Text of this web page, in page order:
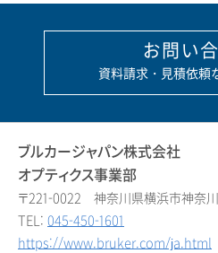
お問い
資料請求・見積依頼
ブルカージャパン株式会社
オプティクス事業部
〒221-0022 神奈川県横浜市神奈
TEL: 045-450-1601
https://www.bruker.com/ja.html